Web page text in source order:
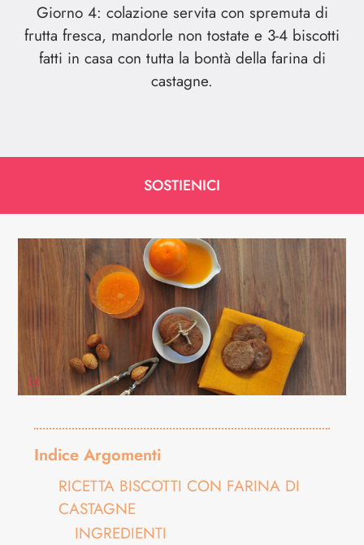
Giorno 4: colazione servita con spremuta di
frutta fresca, mandorle non tostate e 3-4 biscotti
fatti in casa con tutta la bontà della farina di
castagne.
SOSTIENICI
Indice Argomenti
RICETTA BISCOTTI CON FARINA DI
CASTAGNE
INGREDIENTI